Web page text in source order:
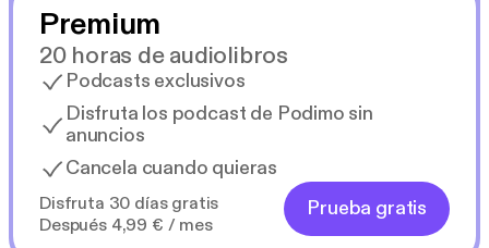
Premium
20 horas de audiolibros
Podcasts exclusivos
Disfruta los podcast de Podimo sin
anuncios
Cancela cuando quieras
Disfruta 30 días gratis
Después 4,99 € / mes
Prueba gratis